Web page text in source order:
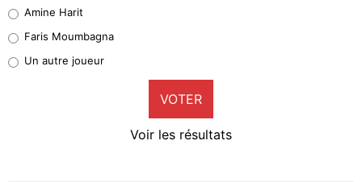
1%
9%
Amine Harit
Faris Moumbagna
Un autre joueur
VOTER
Voir les résultats